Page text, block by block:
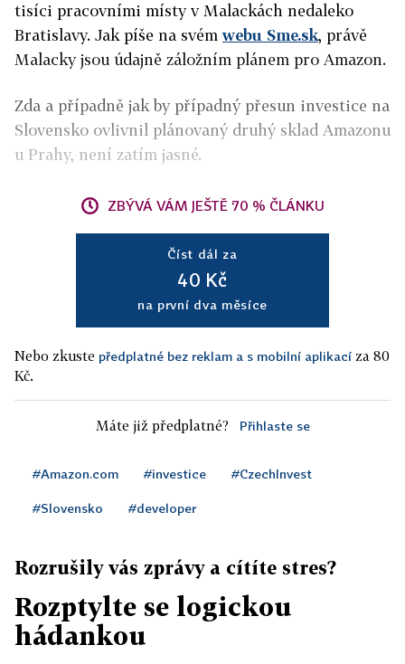
tisíci pracovními místy v Malackách nedaleko
Bratislavy. Jak píše na svémwebu Sme.sk, právě
Malacky jsou údajně záložním plánem pro Amazon.
Zda a případně jak by případný přesun investice na
Slovensko ovlivnil plánovaný druhý sklad Amazonu
u Prahy, není zatím jasné.
ZBÝVÁ VÁM JEŠTĚ 70 % ČLÁNKU
Číst dál za
40 Kč
na první dva měsíce
Nebo zkuste předplatné bez reklam a s mobilní aplikací za 80
Kč.
Máte již předplatné? Přihlaste se
#Amazon.com #investice #CzechInvest
#Slovensko #developer
Rozrušily vás zprávy a cítíte stres?
Rozptylte se logickou
hádankou